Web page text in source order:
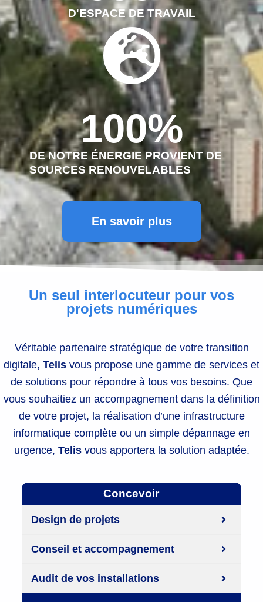
D'ESPACE DE TRAVAIL
DE NOTRE ÉNERGIE PROVIENT DE
SOURCES RENOUVELABLES
100%
En savoir plus
Un seul interlocuteur pour vos
projets numériques
Véritable partenaire stratégique de votre transition
digitale, Telis vous propose une gamme de services et
de solutions pour répondre à tous vos besoins. Que
vous souhaitiez un accompagnement dans la définition
de votre projet, la réalisation d’une infrastructure
informatique complète ou un simple dépannage en
urgence, Telisvous apportera la solution adaptée.
Concevoir
Design de projets
Conseil et accompagnement
Audit de vos installations